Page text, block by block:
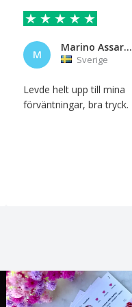
M
Marino Assarsson
Sverige
Levde helt upp till mina
förväntningar, bra tryck.